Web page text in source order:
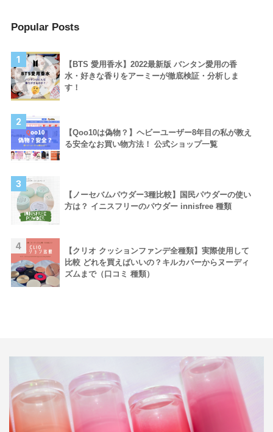
Popular Posts
1
【BTS 愛用香水】2022最新版 バンタン愛用の香
水・好きな香りをアーミーが徹底検証・分析しま
す！
2
【Qoo10は偽物？】ヘビーユーザー8年目の私が教え
る安全なお買い物方法！ 公式ショップ一覧
3
【ノーセバムパウダー3種比較】国民パウダーの使い
方は？ イニスフリーのパウダー innisfree 種類
4
【クリオ クッションファンデ全種類】実際使用して
比較 どれを買えばいいの？キルカバーからヌーディ
ズムまで（口コミ 種類）